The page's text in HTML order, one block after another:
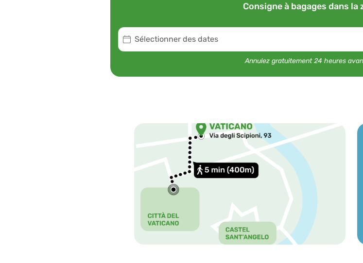
Consigne à bagages dans la
Sélectionner des dates
Annulez gratuitement 24 heures